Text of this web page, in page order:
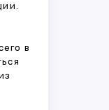
в